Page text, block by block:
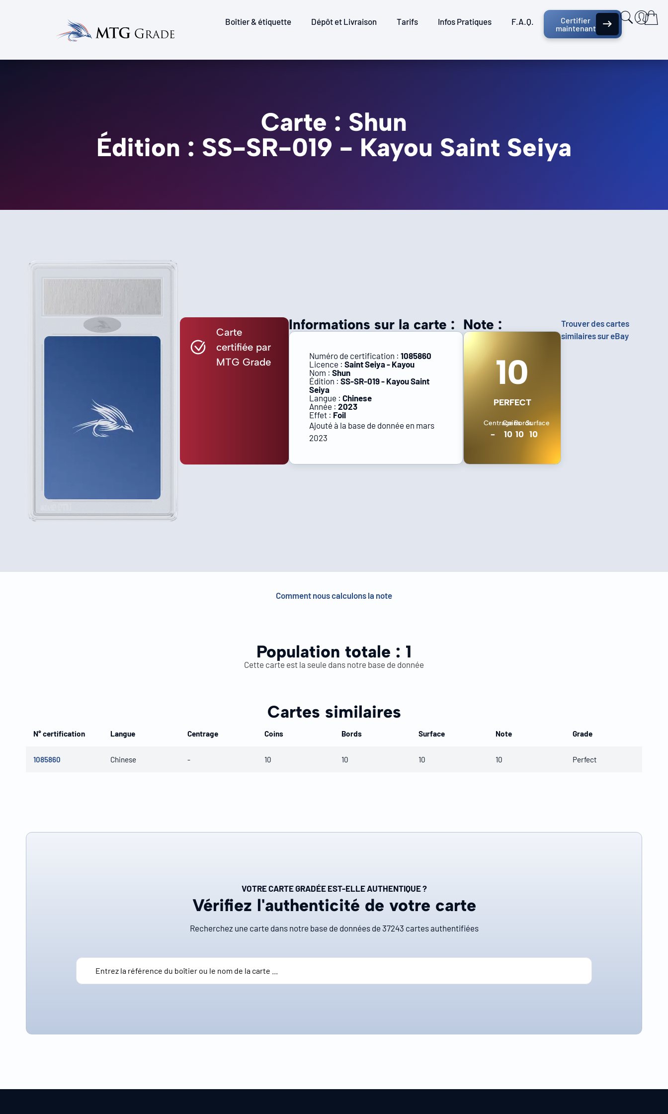
Boîtier & étiquette Dépôt et Livraison Tarifs Infos Pratiques F.A.Q.
Certifier
maintenant
Carte : Shun
Édition : SS-SR-019 - Kayou Saint Seiya
Carte
certifiée par
MTG Grade
Informations sur la carte :
Numéro de certification :1085860
Licence :Saint Seiya - Kayou
Nom :Shun
Édition :SS-SR-019 - Kayou Saint
Seiya
Langue :Chinese
Année :2023
Effet : Foil
Ajouté à la base de donnée en mars
2023
Note :
10
PERFECT
Centrage
-
Coins
10
Bords
10
Surface
10
Trouver des cartes
similaires sur eBay
Comment nous calculons la note
Population totale : 1
Cette carte est la seule dans notre base de donnée
Cartes similaires
N° certification Langue Centrage Coins Bords Surface Note Grade
1085860 Chinese - 10 10 10 10 Perfect
VOTRE CARTE GRADÉE EST-ELLE AUTHENTIQUE ?
Vérifiez l'authenticité de votre carte
Recherchez une carte dans notre base de données de 37243 cartes authentifiées